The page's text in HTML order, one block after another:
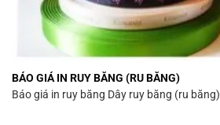
BÁO GIÁ IN RUY BĂNG (RU BĂNG)
Báo giá in ruy băng Dây ruy băng (ru